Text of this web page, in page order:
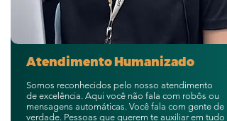
Atendimento Humanizado
Somos reconhecidos pelo nosso atendimento
de excelência. Aqui você não fala com robôs ou
mensagens automáticas. Você fala com gente de
verdade. Pessoas que querem te auxiliar em tudo